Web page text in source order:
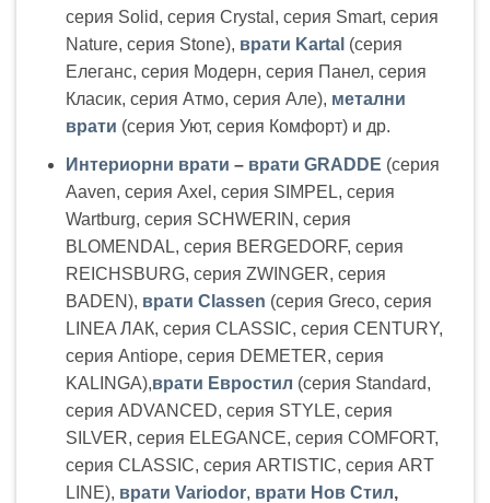
серия Solid, серия Crystal, серия Smart, серия
Nature, серия Stone), врати Kartal (серия
Елеганс, серия Модерн, серия Панел, серия
Класик, серия Атмо, серия Але), метални
врати (серия Уют, серия Комфорт) и др.
Интериорни врати – врати GRADDE (серия
Aaven, серия Axel, серия SIMPEL, серия
Wartburg, серия SCHWERIN, серия
BLOMENDAL, серия BERGEDORF, серия
REICHSBURG, серия ZWINGER, серия
BADEN), врати Classen (серия Greco, серия
LINEA ЛАК, серия CLASSIC, серия CENTURY,
серия Antiope, серия DEMETER, серия
KALINGA),врати Евростил (серия Standard,
серия ADVANCED, серия STYLE, серия
SILVER, серия ELEGANCE, серия COMFORT,
серия CLASSIC, серия ARTISTIC, серия ART
LINE), врати Variodor, врати Нов Стил,